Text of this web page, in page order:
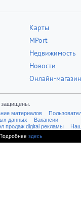
Карты
MPort
Недвижимость
Новости
Онлайн-магазин
материалов
данных
Вакансии
продаж digital рекламы
здесь